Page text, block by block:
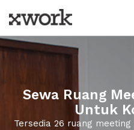
Sewa Ruang
Untuk
Tersedia 26 ruang